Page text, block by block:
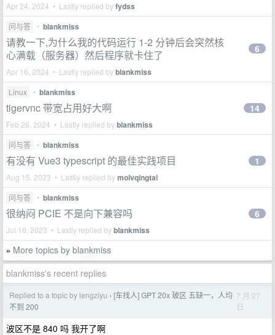
Apr 24, 2024 • Lastly replied byfydss
问与答 • blankmiss
请教一下,为什么我的代码运行 1-2 分钟后会突然核
心满载（服务器）然后程序就卡住了
Apr 16, 2024 • Lastly replied byblankmiss
6
Linux • blankmiss
tigervnc 带宽占用好大啊
Feb 26, 2024 • Lastly replied byblankmiss
14
问与答 • blankmiss
有没有 Vue3 typescript 的最佳实践项目
Aug 15, 2023 • Lastly replied bymolvqingtai
1
问与答 • blankmiss
很纳闷 PCIE 不是向下兼容吗
Jul 16, 2023 • Lastly replied byblankmiss
6
» More topics by blankmiss
blankmiss's recent replies
Replied to a topic by lengziyu › [车找人] GPT 20x 玻区 五缺一，人均
不到 200
7 月 27
日
波区不是 840 吗 我开了啊